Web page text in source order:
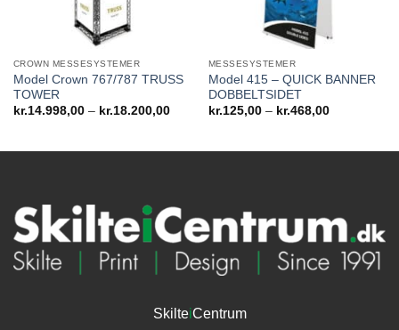
CROWN MESSESYSTEMER
Model Crown 767/787 TRUSS
TOWER
kr.14.998,00 – kr.18.200,00Prisinterval:
MESSESYSTEMER
Model 415 – QUICK BANNER
DOBBELTSIDET
kr.125,00 – kr.468,00Prisinterval:
SkilteiCentrum